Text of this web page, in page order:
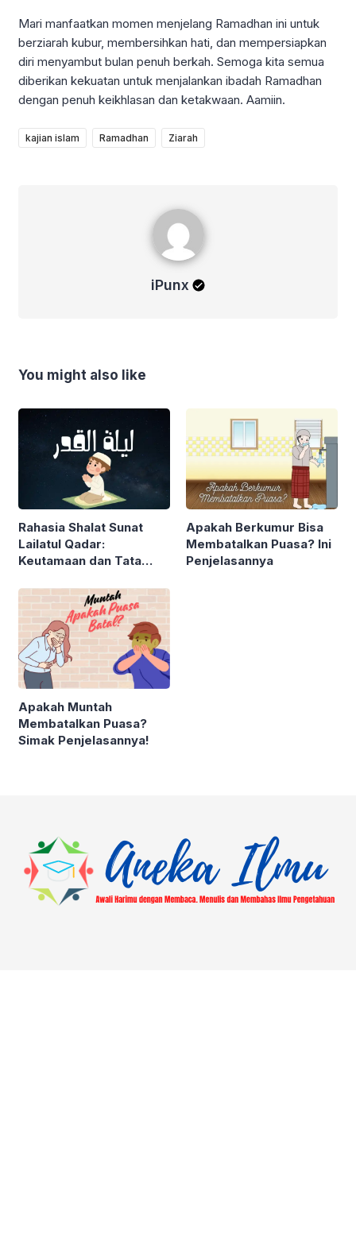
Mari manfaatkan momen menjelang Ramadhan ini untuk
berziarah kubur, membersihkan hati, dan mempersiapkan
diri menyambut bulan penuh berkah. Semoga kita semua
diberikan kekuatan untuk menjalankan ibadah Ramadhan
dengan penuh keikhlasan dan ketakwaan. Aamiin.
kajian islam Ramadhan Ziarah
iPunx
You might also like
Rahasia Shalat Sunat
Lailatul Qadar:
Keutamaan dan Tata
Apakah Berkumur Bisa
Membatalkan Puasa? Ini
Penjelasannya
Apakah Muntah
Membatalkan Puasa?
Simak Penjelasannya!